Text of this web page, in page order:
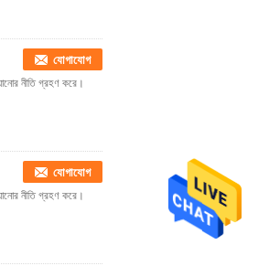
যোগাযোগ
নীতি গ্রহণ করে।
যোগাযোগ
নীতি গ্রহণ করে।